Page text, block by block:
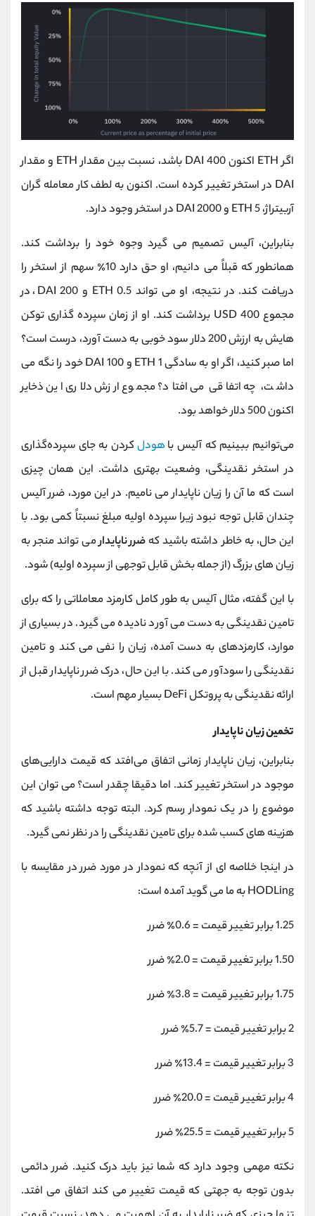
اگر ETH اکنون 400 DAI باشد، نسبت بین مقدار ETH و مقدار
DAI در استخر تغییر کرده است. اکنون به لطف کار معامله گران
آربیتراژ، 5 ETH و 2000 DAI در استخر وجود دارد.
بنابراین، آلیس تصمیم می گیرد وجوه خود را برداشت کند.
همانطور که قبلاً می دانیم، او حق دارد 10٪ سهم از استخر را
دریافت کند. در نتیجه، او می تواند 0.5 ETH و 200 DAI، در
مجموع 400 USD برداشت کند. او از زمان سپرده گذاری توکن
هایش به ارزش 200 دلار سود خوبی به دست آورد، درست است؟
اما صبر کنید، اگر او به سادگی 1 ETH و 100 DAI خود را نگه می
داشت، چه اتفاقی می افتاد؟ مجموع ارزش دلاری این ذخایر
اکنون 500 دلار خواهد بود.
می‌توانیم ببینیم که آلیس باهودلکردن به جای سپرده‌گذاری
در استخر نقدینگی، وضعیت بهتری داشت. این همان چیزی
است که ما آن را زیان ناپایدار می نامیم. در این مورد، ضرر آلیس
چندان قابل توجه نبود زیرا سپرده اولیه مبلغ نسبتاً کمی بود. با
این حال، به خاطر داشته باشید کهضرر ناپایدارمی تواند منجر به
زیان های بزرگ (از جمله بخش قابل توجهی از سپرده اولیه) شود.
با این گفته، مثال آلیس به طور کامل کارمزد معاملاتی را که برای
تامین نقدینگی به دست می آورد نادیده می گیرد. در بسیاری از
موارد، کارمزدهای به دست آمده، زیان را نفی می کند و تامین
نقدینگی را سودآور می کند. با این حال، درک ضرر ناپایدار قبل از
ارائه نقدینگی به پروتکل DeFi بسیار مهم است.
تخمین زیان ناپایدار
بنابراین، زیان ناپایدار زمانی اتفاق می‌افتد که قیمت دارایی‌های
موجود در استخر تغییر کند. اما دقیقا چقدر است؟ می توان این
موضوع را در یک نمودار رسم کرد. البته توجه داشته باشید که
هزینه های کسب شده برای تامین نقدینگی را در نظر نمی گیرد.
در اینجا خلاصه ای از آنچه که نمودار در مورد ضرر در مقایسه با
HODLing به ما می گوید آمده است:
1.25 برابر تغییر قیمت = 0.6٪ ضرر
1.50 برابر تغییر قیمت = 2.0٪ ضرر
1.75 برابر تغییر قیمت = 3.8٪ ضرر
2 برابر تغییر قیمت = 5.7٪ ضرر
3 برابر تغییر قیمت = 13.4٪ ضرر
4 برابر تغییر قیمت = 20.0٪ ضرر
5 برابر تغییر قیمت = 25.5٪ ضرر
نکته مهمی وجود دارد که شما نیز باید درک کنید. ضرر دائمی
بدون توجه به جهتی که قیمت تغییر می کند اتفاق می افتد.